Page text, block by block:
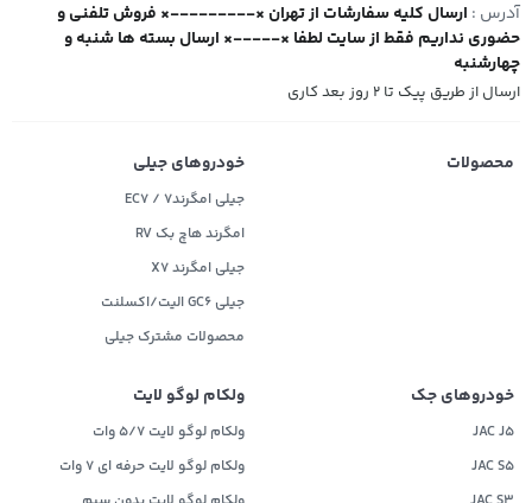
آدرس : ارسال کلیه سفارشات از تهران ×---------× فروش تلفنی و
حضوری نداریم فقط از سایت لطفا ×-----× ارسال بسته ها شنبه و
چهارشنبه
ارسال از طریق پیک تا ۲ روز بعد کاری
محصولات خودروهای جیلی
جیلی امگرند۷ / EC7
امگرند هاچ بک RV
جیلی امگرند X7
جیلی GC6 الیت/اکسلنت
محصولات مشترک جیلی
خودروهای جک
JAC J5
JAC S5
ولکام لوگو لایت
ولکام لوگو لایت 5/7 وات
ولکام لوگو لایت حرفه ای 7 وات